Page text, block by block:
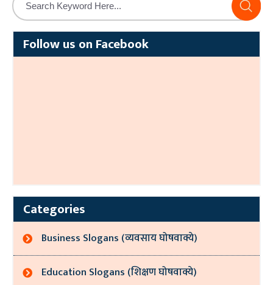
Follow us on Facebook
Categories
Business Slogans (व्यवसाय घोषवाक्ये)
Education Slogans (शिक्षण घोषवाक्ये)